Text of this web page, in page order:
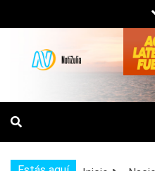
al
contenido
NOTICIAS
DE